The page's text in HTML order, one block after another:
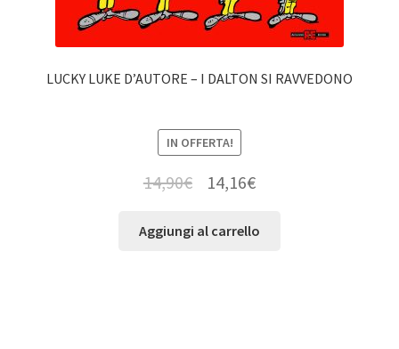
LUCKY LUKE D’AUTORE – I DALTON SI RAVVEDONO
IN OFFERTA!
14,90€ 14,16€
Aggiungi al carrello